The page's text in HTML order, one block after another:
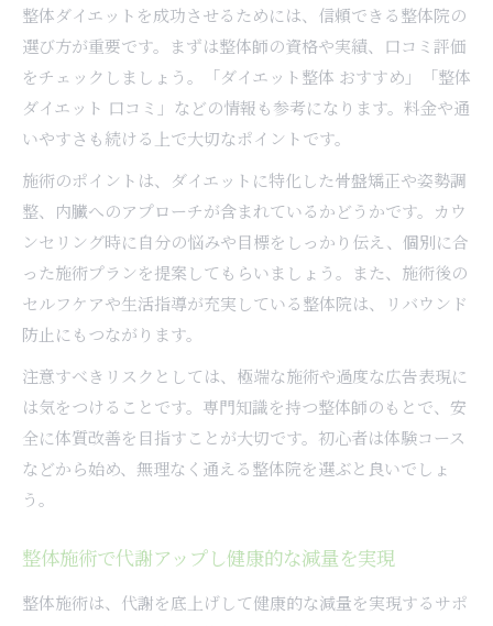
整体ダイエットを成功させるためには、信頼できる整体院の
選び方が重要です。まずは整体師の資格や実績、口コミ評価
をチェックしましょう。「ダイエット整体 おすすめ」「整体
ダイエット 口コミ」などの情報も参考になります。料金や通
いやすさも続ける上で大切なポイントです。
施術のポイントは、ダイエットに特化した骨盤矯正や姿勢調
整、内臓へのアプローチが含まれているかどうかです。カウ
ンセリング時に自分の悩みや目標をしっかり伝え、個別に合
った施術プランを提案してもらいましょう。また、施術後の
セルフケアや生活指導が充実している整体院は、リバウンド
防止にもつながります。
注意すべきリスクとしては、極端な施術や過度な広告表現に
は気をつけることです。専門知識を持つ整体師のもとで、安
全に体質改善を目指すことが大切です。初心者は体験コース
などから始め、無理なく通える整体院を選ぶと良いでしょ
う。
整体施術で代謝アップし健康的な減量を実現
整体施術は、代謝を底上げして健康的な減量を実現するサポ